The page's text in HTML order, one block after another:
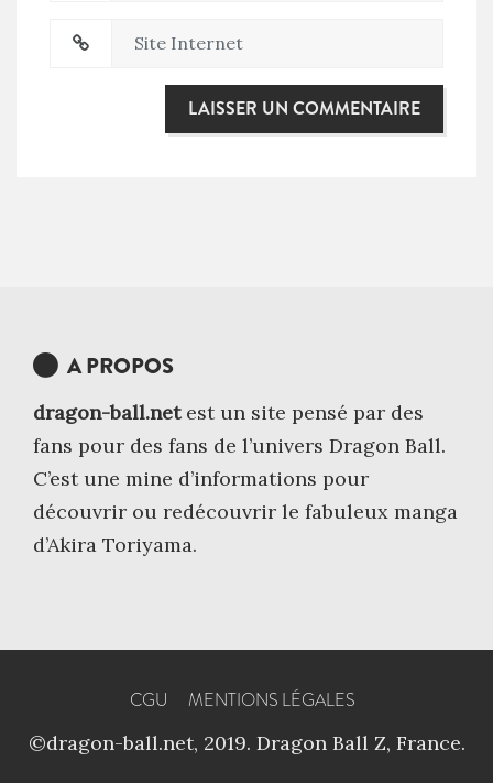
A PROPOS
dragon-ball.netest un site pensé par des
fans pour des fans de l’univers Dragon Ball.
C’est une mine d’informations pour
découvrir ou redécouvrir le fabuleux manga
d’Akira Toriyama.
©dragon-ball.net, 2019. Dragon Ball Z, France.
CGU MENTIONS LÉGALES